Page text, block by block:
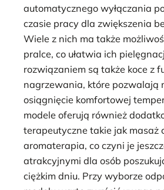
automatycznego wyłączania
czasie pracy dla zwiększenia
Wiele z nich ma także
pralce, co ułatwia ich
rozwiązaniem są także koce z
nagrzewania, które pozwalają
osiągnięcie komfortowej
modele oferują również
terapeutyczne takie jak masaż
aromaterapia, co czyni je
atrakcyjnymi dla osób
ciężkim dniu. Przy wyborze